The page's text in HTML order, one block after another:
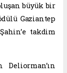
büyük bir
Gaziantep
takdim